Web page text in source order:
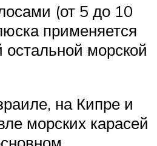
(от 5 до 10
применяется
морской
на Кипре и
морских карасей